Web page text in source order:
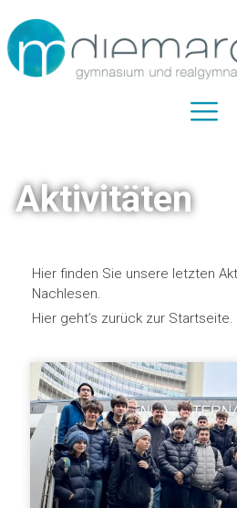
Aktivitäten
Hier finden Sie unsere letzten
Nachlesen.
Hier geht’s zurück zur Startseite.